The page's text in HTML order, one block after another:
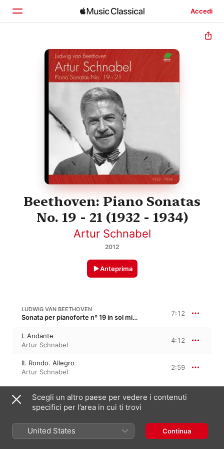
Accedi
Home
Scopri
Beethoven: Piano Sonatas
No. 19 - 21 (1932 - 1934)
Artur Schnabel
2012
Anteprima
LUDWIG VAN BEETHOVEN
Sonata per pianoforte nº 19 in sol minore, Op. 49/1 7:12
I. Andante
Artur Schnabel
4:12
II. Rondo. Allegro
Artur Schnabel
2:59
LUDWIG VAN BEETHOVEN
Sonata per pianoforte nº 20 in sol maggiore, Op. 49/2 7:24
I. Allegro, ma non troppo
Artur Schnabel
4:26
Scegli un altro paese per vedere i contenuti
specifici per l’area in cui ti trovi
United States Continua